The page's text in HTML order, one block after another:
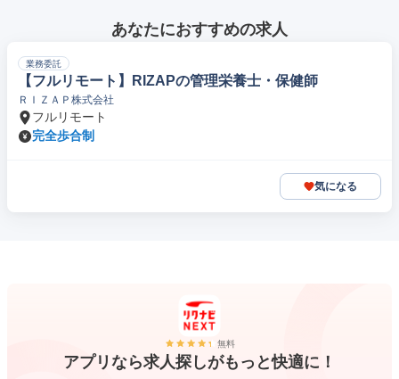
あなたにおすすめの求人
業務委託
【フルリモート】RIZAPの管理栄養士・保健師
ＲＩＺＡＰ株式会社
フルリモート
完全歩合制
気になる
無料
アプリなら求人探しがもっと快適に！